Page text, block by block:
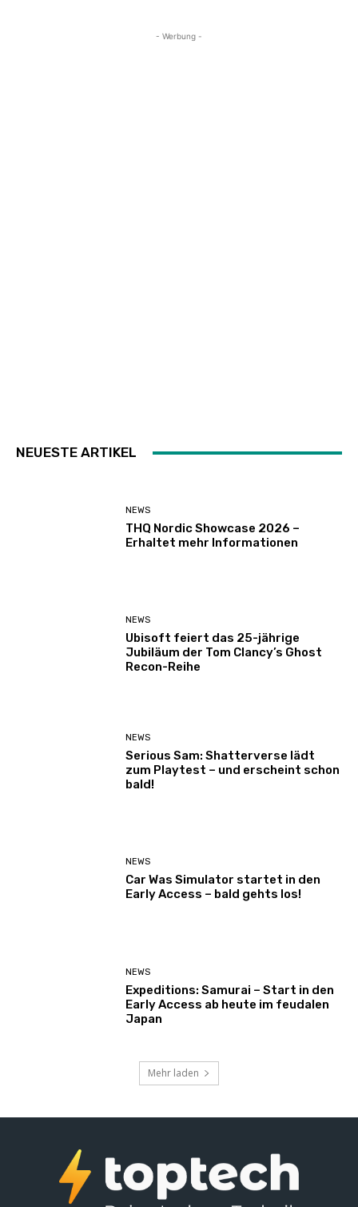
- Werbung -
NEUESTE ARTIKEL
NEWS
THQ Nordic Showcase 2026 –
Erhaltet mehr Informationen
NEWS
Ubisoft feiert das 25-jährige
Jubiläum der Tom Clancy’s Ghost
Recon-Reihe
NEWS
Serious Sam: Shatterverse lädt
zum Playtest – und erscheint schon
bald!
NEWS
Car Was Simulator startet in den
Early Access – bald gehts los!
NEWS
Expeditions: Samurai – Start in den
Early Access ab heute im feudalen
Japan
Mehr laden